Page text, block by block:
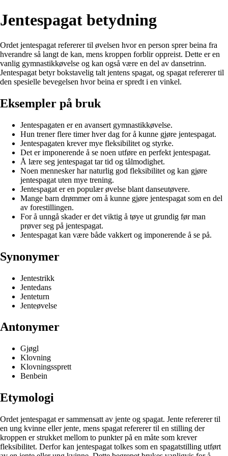
Jentespagat betydning
Ordet jentespagat refererer til øvelsen hvor en person sprer beina fra
hverandre så langt de kan, mens kroppen forblir oppreist. Dette er en
vanlig gymnastikkøvelse og kan også være en del av dansetrinn.
Jentespagat betyr bokstavelig talt jentens spagat, og spagat refererer til
den spesielle bevegelsen hvor beina er spredt i en vinkel.
Eksempler på bruk
Jentespagaten er en avansert gymnastikkøvelse.
Hun trener flere timer hver dag for å kunne gjøre jentespagat.
Jentespagaten krever mye fleksibilitet og styrke.
Det er imponerende å se noen utføre en perfekt jentespagat.
Å lære seg jentespagat tar tid og tålmodighet.
Noen mennesker har naturlig god fleksibilitet og kan gjøre
jentespagat uten mye trening.
Jentespagat er en populær øvelse blant danseutøvere.
Mange barn drømmer om å kunne gjøre jentespagat som en del
av forestillingen.
For å unngå skader er det viktig å tøye ut grundig før man
prøver seg på jentespagat.
Jentespagat kan være både vakkert og imponerende å se på.
Synonymer
Jentestrikk
Jentedans
Jenteturn
Jenteøvelse
Antonymer
Gjøgl
Klovning
Klovningssprett
Benbein
Etymologi
Ordet jentespagat er sammensatt av jente og spagat. Jente refererer til
en ung kvinne eller jente, mens spagat refererer til en stilling der
kroppen er strukket mellom to punkter på en måte som krever
fleksibilitet. Derfor kan jentespagat tolkes som en spagatstilling utført